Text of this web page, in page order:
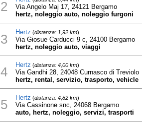
2
Via Angelo Maj 17, 24121 Bergamo
hertz, noleggio auto, noleggio furgoni
3 Hertz (distanza: 1,92 km)
Via Giosue Carducci 9 c, 24100 Bergamo
hertz, noleggio auto, viaggi
4 Hertz (distanza: 4,00 km)
Via Gandhi 28, 24048 Curnasco di Treviolo
hertz, rental, servizio, trasporto, vehicle
5 Hertz (distanza: 4,82 km)
Via Cassinone snc, 24068 Bergamo
auto, hertz, noleggio, servizi, trasporti